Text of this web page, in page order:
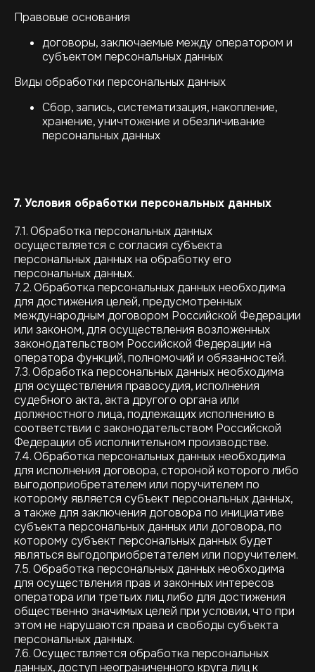
Правовые основания
договоры, заключаемые между оператором и
субъектом персональных данных
Виды обработки персональных данных
Сбор, запись, систематизация, накопление,
хранение, уничтожение и обезличивание
персональных данных
7. Условия обработки персональных данных
7.1. Обработка персональных данных
осуществляется с согласия субъекта
персональных данных на обработку его
персональных данных.
7.2. Обработка персональных данных необходима
для достижения целей, предусмотренных
международным договором Российской Федерации
или законом, для осуществления возложенных
законодательством Российской Федерации на
оператора функций, полномочий и обязанностей.
7.3. Обработка персональных данных необходима
для осуществления правосудия, исполнения
судебного акта, акта другого органа или
должностного лица, подлежащих исполнению в
соответствии с законодательством Российской
Федерации об исполнительном производстве.
7.4. Обработка персональных данных необходима
для исполнения договора, стороной которого либо
выгодоприобретателем или поручителем по
которому является субъект персональных данных,
а также для заключения договора по инициативе
субъекта персональных данных или договора, по
которому субъект персональных данных будет
являться выгодоприобретателем или поручителем.
7.5. Обработка персональных данных необходима
для осуществления прав и законных интересов
оператора или третьих лиц либо для достижения
общественно значимых целей при условии, что при
этом не нарушаются права и свободы субъекта
персональных данных.
7.6. Осуществляется обработка персональных
данных, доступ неограниченного круга лиц к